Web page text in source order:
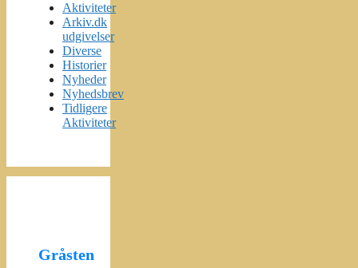
Aktiviteter
Arkiv.dk
udgivelser
Diverse
Historier
Nyheder
Nyhedsbrev
Tidligere
Aktiviteter
Gråsten